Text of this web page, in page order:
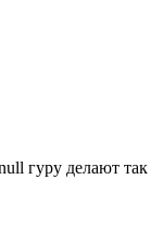
гуру делают так